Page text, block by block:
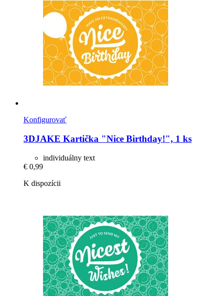
Konfigurovať
3DJAKE Kartička "Nice Birthday!", 1 ks
individuálny text
€ 0,99
K dispozícii